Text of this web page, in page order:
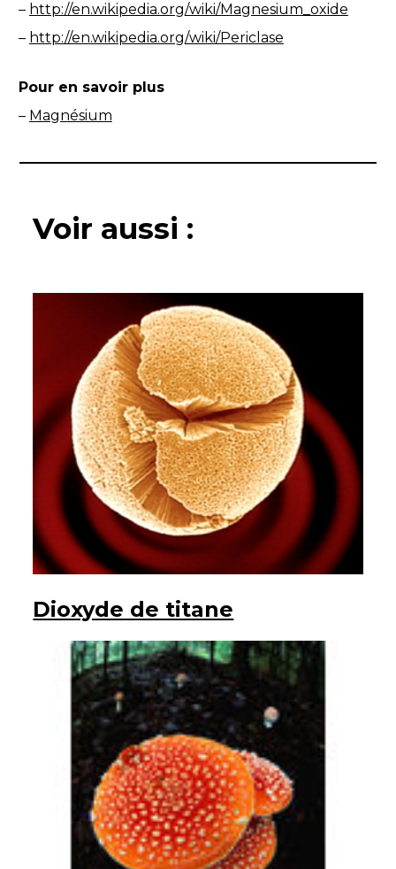
– http://en.wikipedia.org/wiki/Magnesium_oxide
– http://en.wikipedia.org/wiki/Periclase
Pour en savoir plus
– Magnésium
Voir aussi :
Dioxyde de titane